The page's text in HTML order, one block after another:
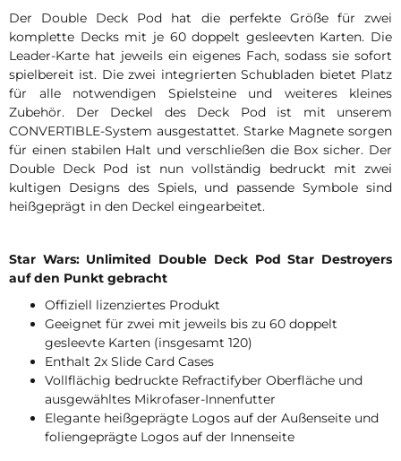
Der Double Deck Pod hat die perfekte Größe für zwei
komplette Decks mit je 60 doppelt gesleevten Karten. Die
Leader-Karte hat jeweils ein eigenes Fach, sodass sie sofort
spielbereit ist. Die zwei integrierten Schubladen bietet Platz
für alle notwendigen Spielsteine und weiteres kleines
Zubehör. Der Deckel des Deck Pod ist mit unserem
CONVERTIBLE-System ausgestattet. Starke Magnete sorgen
für einen stabilen Halt und verschließen die Box sicher. Der
Double Deck Pod ist nun vollständig bedruckt mit zwei
kultigen Designs des Spiels, und passende Symbole sind
heißgeprägt in den Deckel eingearbeitet.
Star Wars: Unlimited Double Deck Pod Star Destroyers
auf den Punkt gebracht
Offiziell lizenziertes Produkt
Geeignet für zwei mit jeweils bis zu 60 doppelt
gesleevte Karten (insgesamt 120)
Enthalt 2x Slide Card Cases
Vollflächig bedruckte Refractifyber Oberfläche und
ausgewähltes Mikrofaser-Innenfutter
Elegante heißgeprägte Logos auf der Außenseite und
foliengeprägte Logos auf der Innenseite